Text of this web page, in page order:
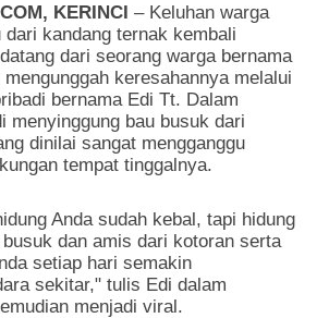
KERINCI– Keluhan warga
kandang ternak kembali
dari seorang warga bernama
mengunggah keresahannya melalui
bernama Edi Tt. Dalam
menyinggung bau busuk dari
dinilai sangat mengganggu
tempat tinggalnya.
Anda sudah kebal, tapi hidung
dan amis dari kotoran serta
setiap hari semakin
sekitar," tulis Edi dalam
menjadi viral.